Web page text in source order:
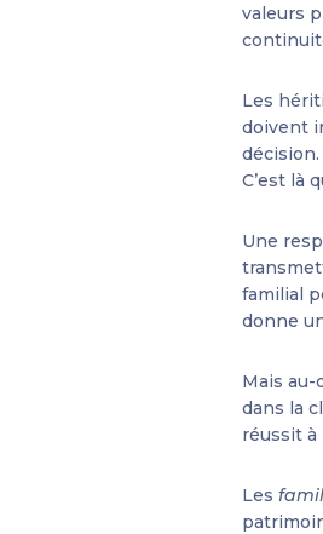
valeurs
Les
doivent
C’est là
Une
familial
donne
Mais au-
dans la
réussit
Les